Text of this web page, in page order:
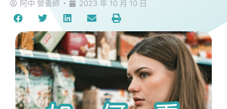
阿中 營養師 2023 年 10 月 10 日